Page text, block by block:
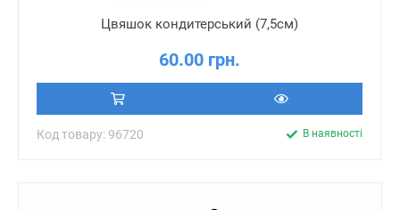
Цвяшок кондитерський (7,5см)
60.00 грн.
Код товару: 96720 В наявності